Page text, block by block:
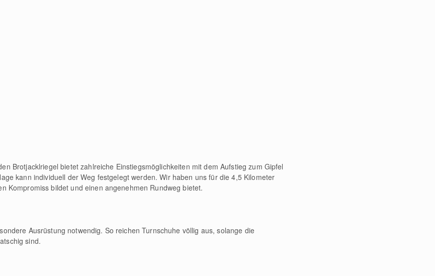
Brotjacklriegel bietet zahlreiche Einstiegsmöglichkeiten mit dem Aufstieg zum Gipfel
kann individuell der Weg festgelegt werden. Wir haben uns für die 4,5 Kilometer
Kompromiss bildet und einen angenehmen Rundweg bietet.
Ausrüstung notwendig. So reichen Turnschuhe völlig aus, solange die
sind.